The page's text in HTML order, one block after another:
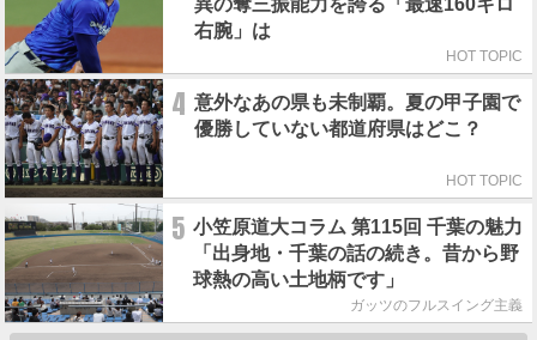
異の奪三振能力を誇る「最速160キロ
右腕」は
HOT TOPIC
4 意外なあの県も未制覇。夏の甲子園で
優勝していない都道府県はどこ？
HOT TOPIC
5 小笠原道大コラム 第115回 千葉の魅力
「出身地・千葉の話の続き。昔から野
球熱の高い土地柄です」
ガッツのフルスイング主義